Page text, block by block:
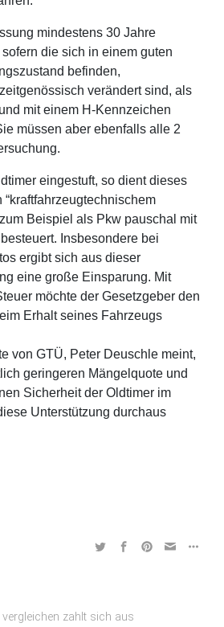
mindestens 30 Jahre
die sich in einem guten
befinden,
verändert sind, als
mit einem H-Kennzeichen
müssen aber ebenfalls alle 2
eingestuft, so dient dieses
Beispiel als Pkw pauschal mit
Insbesondere bei
ergibt sich aus dieser
eine große Einsparung. Mit
möchte der Gesetzgeber den
Erhalt seines Fahrzeugs
von GTÜ, Peter Deuschle meint,
geringeren Mängelquote und
Sicherheit der Oldtimer im
Unterstützung durchaus
vergleichen zahlt sich aus